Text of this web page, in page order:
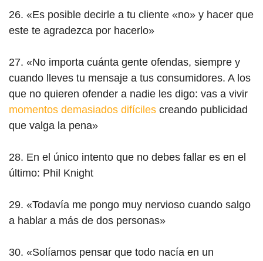
26. «Es posible decirle a tu cliente «no» y hacer que
este te agradezca por hacerlo»
27. «No importa cuánta gente ofendas, siempre y
cuando lleves tu mensaje a tus consumidores. A los
que no quieren ofender a nadie les digo: vas a vivir
momentos demasiados difíciles creando publicidad
que valga la pena»
28. En el único intento que no debes fallar es en el
último: Phil Knight
29. «Todavía me pongo muy nervioso cuando salgo
a hablar a más de dos personas»
30. «Solíamos pensar que todo nacía en un